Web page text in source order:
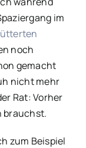
im
noch
gemacht
nicht mehr
Rat: Vorher
brauchst.
zum Beispiel